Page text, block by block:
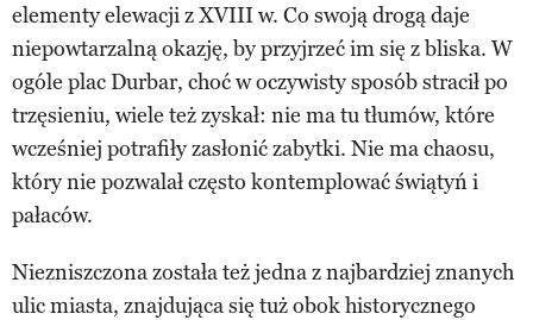
elementy elewacji z XVIII w. Co swoją drogą daje
niepowtarzalną okazję, by przyjrzeć im się z bliska. W
ogóle plac Durbar, choć w oczywisty sposób stracił po
trzęsieniu, wiele też zyskał: nie ma tu tłumów, które
wcześniej potrafiły zasłonić zabytki. Nie ma chaosu,
który nie pozwalał często kontemplować świątyń i
pałaców.
Niezniszczona została też jedna z najbardziej znanych
ulic miasta, znajdująca się tuż obok historycznego